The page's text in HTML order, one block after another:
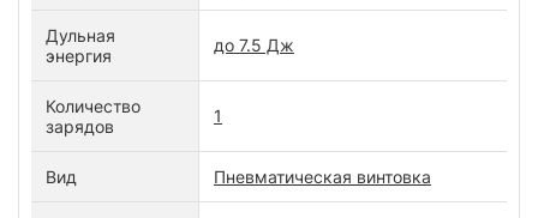
Дульная
энергия
до 7.5 Дж
Количество
зарядов
1
Вид Пневматическая винтовка